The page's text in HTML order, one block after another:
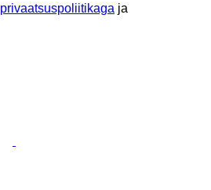
privaatsuspoliitikaga ja